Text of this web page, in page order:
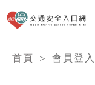
首頁
＞ 會員登入